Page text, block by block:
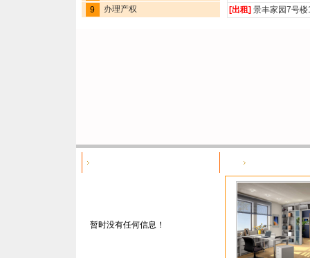
9
办理产权
[出租] 景丰家园7号楼
暂时没有任何信息！